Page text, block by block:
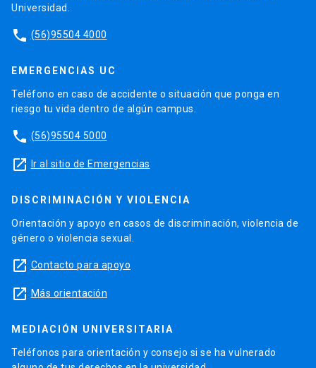
Universidad.
phone (56)95504 4000
EMERGENCIAS UC
Teléfono en caso de accidente o situación que ponga en
riesgo tu vida dentro de algún campus.
phone (56)95504 5000
launch Ir al sitio de Emergencias
DISCRIMINACIÓN Y VIOLENCIA
Orientación y apoyo en casos de discriminación, violencia de
género o violencia sexual.
launch Contacto para apoyo
launch Más orientación
MEDIACIÓN UNIVERSITARIA
Teléfonos para orientación y consejo si se ha vulnerado